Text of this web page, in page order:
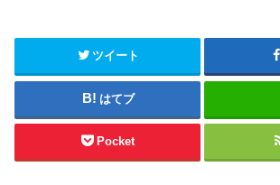
ツイート
はてブ
Pocket